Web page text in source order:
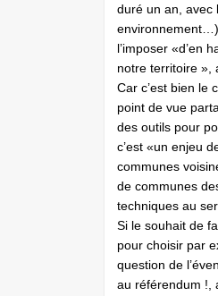
duré un an, avec
environnement…)
l’imposer «d’en
notre territoire »,
Car c’est bien le
point de vue
des outils pour
c’est «un enjeu
communes
de communes
techniques au
Si le souhait de
pour choisir par
question de
au référendum !,